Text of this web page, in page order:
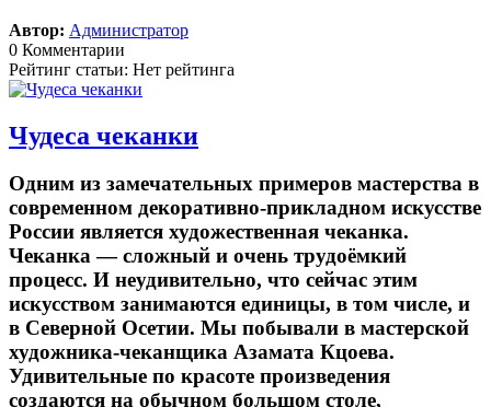
Автор: Администратор
0 Комментарии
Рейтинг статьи: Нет рейтинга
Чудеса чеканки
Одним из замечательных примеров мастерства в
современном декоративно-прикладном искусстве
России является художественная чеканка.
Чеканка — сложный и очень трудоёмкий
процесс. И неудивительно, что сейчас этим
искусством занимаются единицы, в том числе, и
в Северной Осетии. Мы побывали в мастерской
художника-чеканщика Азамата Кцоева.
Удивительные по красоте произведения
создаются на обычном большом столе,